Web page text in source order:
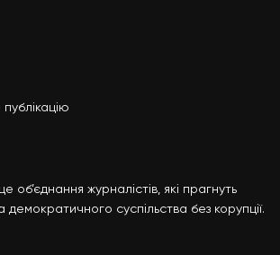
об’єднання журналістів, які прагнуть
демократичного суспільства без корупції.